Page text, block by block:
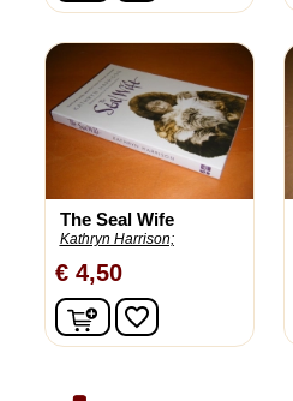
The Seal Wife
Kathryn Harrison;
€ 4,50
In winkelwagen
favorite_border